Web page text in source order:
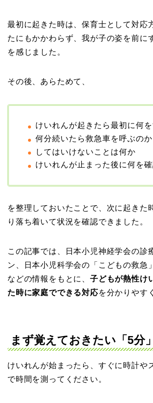
最初に起きた時は、保育士として対応
たにもかかわらず、我が子の姿を前に
を感じました。
その後、あらためて、
けいれんが起きたら最初に何
何分続いたら救急車を呼ぶのか
してはいけないことは何か
けいれんが止まった後に何を
を整理しておいたことで、次に起きた
り落ち着いて状況を確認できました。
この記事では、日本小児神経学会の診
ン、日本小児科学会の「こどもの救急
などの情報をもとに、 子どもが熱性け
た時に家庭でできる対応を分かりやす
まず覚えておきたい「5分
けいれんが始まったら、すぐに時計や
で時間を測ってください。